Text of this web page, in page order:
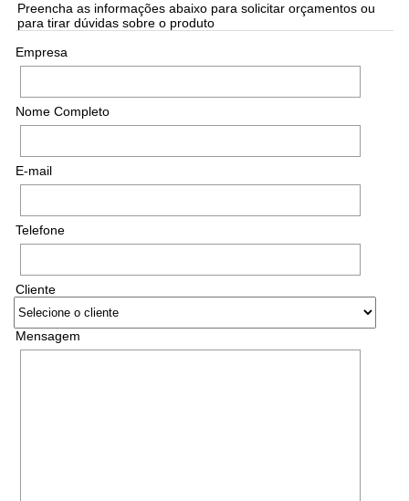
Preencha as informações abaixo para solicitar orçamentos ou
para tirar dúvidas sobre o produto
Empresa
Nome Completo
E-mail
Telefone
Cliente
Mensagem